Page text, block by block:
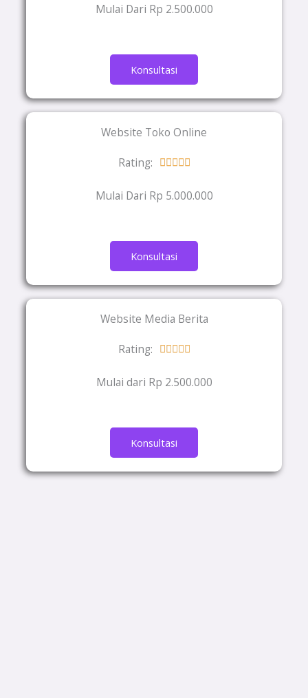
out
5
Mulai Dari Rp 2.500.000
Konsultasi
Website Toko Online
Rating:
Rated
out
5
Mulai Dari Rp 5.000.000
Konsultasi
Website Media Berita
Rating:
Rated
out
5
Mulai dari Rp 2.500.000
Konsultasi